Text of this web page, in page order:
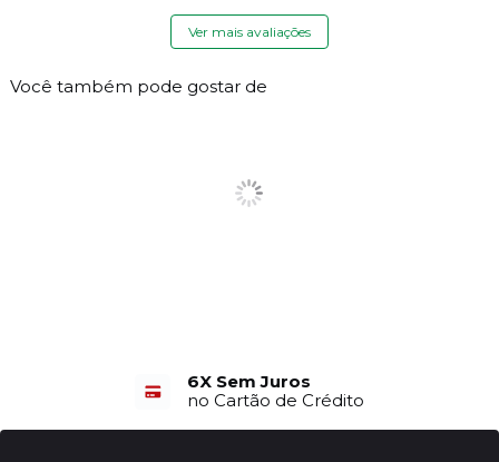
Ver mais avaliações
Você também pode gostar de
6X Sem Juros
no Cartão de Crédito